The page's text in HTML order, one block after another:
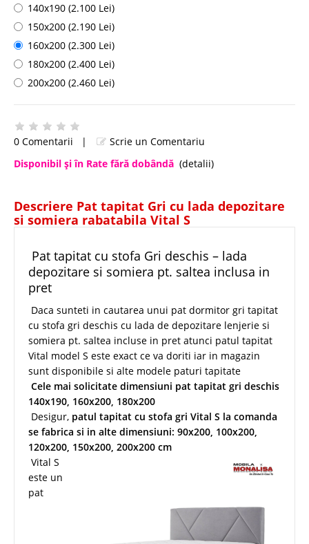
140x190 (2.100 Lei)
150x200 (2.190 Lei)
160x200 (2.300 Lei)
180x200 (2.400 Lei)
200x200 (2.460 Lei)
0 Comentarii |
Scrie un Comentariu
Disponibil şi în Rate fără dobândă (detalii)
Descriere Pat tapitat Gri cu lada depozitare
si somiera rabatabila Vital S
Pat tapitat cu stofa Gri deschis – lada
depozitare si somiera pt. saltea inclusa in
pret
Daca sunteti in cautarea unui pat dormitor gri tapitat
cu stofa gri deschis cu lada de depozitare lenjerie si
somiera pt. saltea incluse in pret atunci patul tapitat
Vital model S este exact ce va doriti iar in magazin
sunt disponibile si alte modele paturi tapitate
Cele mai solicitate dimensiuni pat tapitat gri deschis
140x190, 160x200, 180x200
Desigur, patul tapitat cu stofa gri Vital S la comanda
se fabrica si in alte dimensiuni: 90x200, 100x200,
120x200, 150x200, 200x200 cm
Vital S
este un
pat